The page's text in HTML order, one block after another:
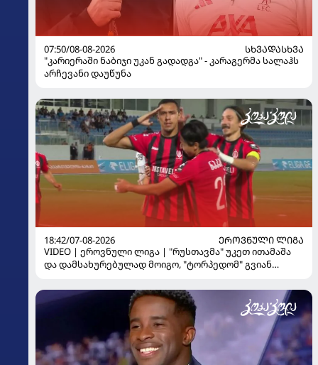
07:50/08-08-2026
ᲡᲮᲕᲐᲓᲐᲡᲮᲕᲐ
"კარიერაში ნაბიჯი უკან გადადგა" - კარაგერმა სალაჰს
არჩევანი დაუწუნა
18:42/07-08-2026
ᲔᲠᲝᲕᲜᲣᲚᲘ ᲚᲘᲒᲐ
VIDEO | ეროვნული ლიგა | "რუსთავმა" უკეთ ითამაშა
და დამსახურებულად მოიგო, "ტორპედომ" გვიან